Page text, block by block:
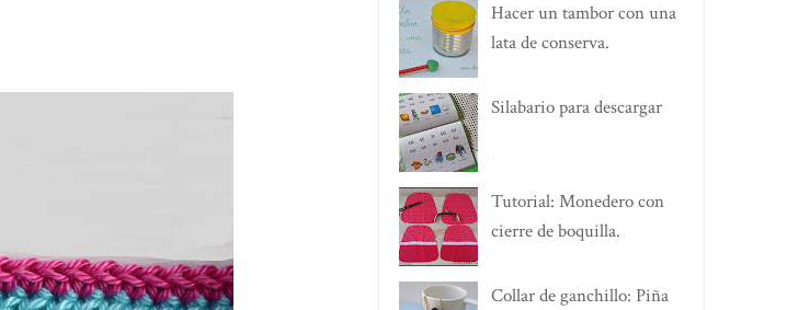
Hacer un tambor con una
lata de conserva.
Silabario para descargar
Tutorial: Monedero con
cierre de boquilla.
Collar de ganchillo: Piña